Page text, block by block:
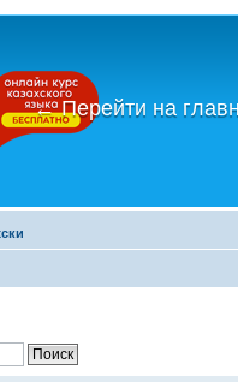
←Перейти на